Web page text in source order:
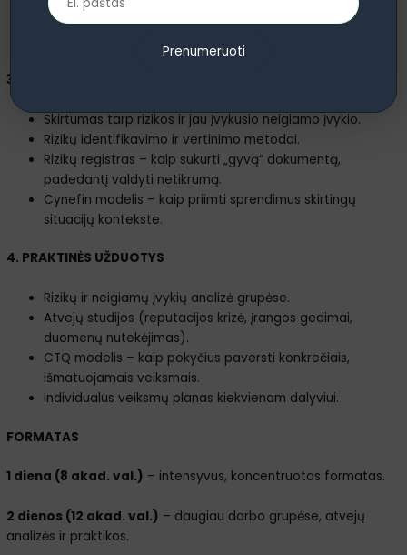
Praktinės situacijos ir įrankiai, padedantys įtraukti
3. RIZIKŲ VALDYMAS
Skirtumas tarp rizikos ir jau įvykusio neigiamo įvykio.
Rizikų identifikavimo ir vertinimo metodai.
Rizikų registras – kaip sukurti „gyvą“ dokumentą,
padedantį valdyti netikrumą.
Cynefin modelis – kaip priimti sprendimus skirtingų
situacijų kontekste.
4. PRAKTINĖS UŽDUOTYS
Rizikų ir neigiamų įvykių analizė grupėse.
Atvejų studijos (reputacijos krizė, įrangos gedimai,
duomenų nutekėjimas).
CTQ modelis – kaip pokyčius paversti konkrečiais,
išmatuojamais veiksmais.
Individualus veiksmų planas kiekvienam dalyviui.
FORMATAS
1 diena (8 akad. val.) – intensyvus, koncentruotas formatas.
2 dienos (12 akad. val.) – daugiau darbo grupėse, atvejų
analizės ir praktikos.
Prenumeruoti